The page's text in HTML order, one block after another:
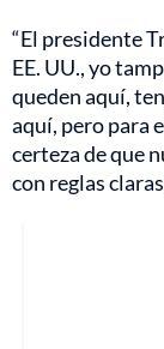
“El presidente
EE. UU., yo
queden aquí,
aquí, pero para
certeza de que
con reglas